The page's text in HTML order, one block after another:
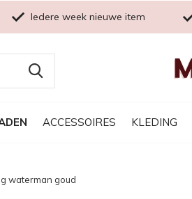
ACCESSOIRES KLEDING
Iedere week nieuwe item
waterman goud